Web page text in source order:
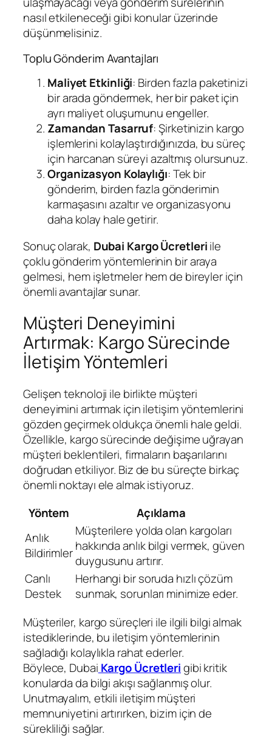
nasıl etkileneceği gibi konular üzerinde
düşünmelisiniz.
Toplu Gönderim Avantajları
Maliyet Etkinliği: Birden fazla paketinizi
bir arada göndermek, her bir paket için
ayrı maliyet oluşumunu engeller.
Zamandan Tasarruf: Şirketinizin kargo
işlemlerini kolaylaştırdığınızda, bu süreç
için harcanan süreyi azaltmış olursunuz.
Organizasyon Kolaylığı: Tek bir
gönderim, birden fazla gönderimin
karmaşasını azaltır ve organizasyonu
daha kolay hale getirir.
Sonuç olarak, Dubai Kargo Ücretleriile
çoklu gönderim yöntemlerinin bir araya
gelmesi, hem işletmeler hem de bireyler için
önemli avantajlar sunar.
Müşteri Deneyimini
Artırmak: Kargo Sürecinde
İletişim Yöntemleri
Gelişen teknoloji ile birlikte müşteri
deneyimini artırmak için iletişim yöntemlerini
gözden geçirmek oldukça önemli hale geldi.
Özellikle, kargo sürecinde değişime uğrayan
müşteri beklentileri, firmaların başarılarını
doğrudan etkiliyor. Biz de bu süreçte birkaç
önemli noktayı ele almak istiyoruz.
Yöntem
Açıklama
Anlık
Bildirimler
Müşterilere yolda olan kargoları
hakkında anlık bilgi vermek, güven
duygusunu artırır.
Canlı
Destek
Herhangi bir soruda hızlı çözüm
sunmak, sorunları minimize eder.
Müşteriler, kargo süreçleri ile ilgili bilgi almak
istediklerinde, bu iletişim yöntemlerinin
sağladığı kolaylıkla rahat ederler.
Böylece, Dubai Kargo Ücretlerigibi kritik
konularda da bilgi akışı sağlanmış olur.
Unutmayalım, etkili iletişim müşteri
memnuniyetini artırırken, bizim için de
sürekliliği sağlar.